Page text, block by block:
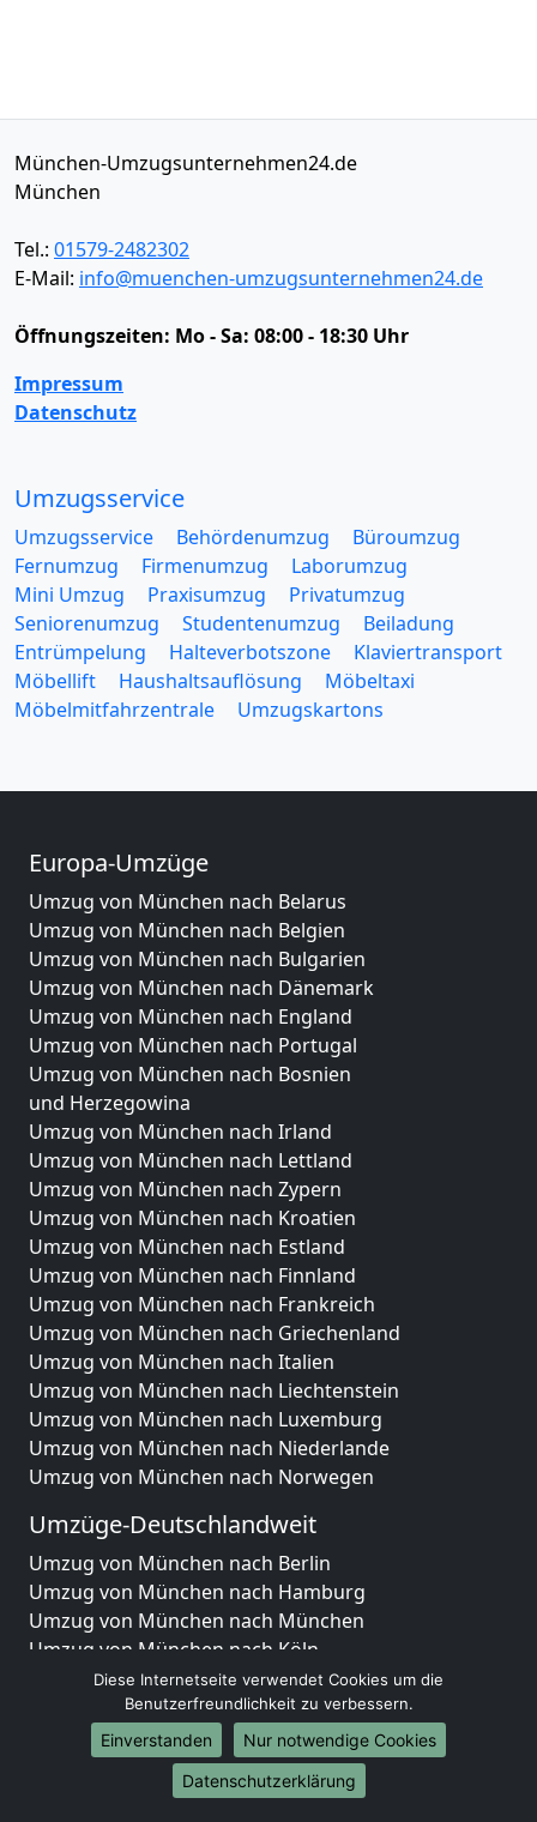
München-Umzugsunternehmen24.de
München
Tel.: 01579-2482302
E-Mail: info@muenchen-umzugsunternehmen24.de
Öffnungszeiten: Mo - Sa: 08:00 - 18:30 Uhr
Impressum
Datenschutz
Umzugsservice
Umzugsservice Behördenumzug
Büroumzug
Fernumzug
Firmenumzug
Laborumzug
Mini Umzug
Praxisumzug
Privatumzug
Seniorenumzug
Studentenumzug
Beiladung
Entrümpelung
Halteverbotszone
Klaviertransport
Möbellift
Haushaltsauflösung
Möbeltaxi
Möbelmitfahrzentrale
Umzugskartons
Europa-Umzüge
Umzug von München nach Belarus
Umzug von München nach Belgien
Umzug von München nach Bulgarien
Umzug von München nach Dänemark
Umzug von München nach England
Umzug von München nach Portugal
Umzug von München nach Bosnien
und Herzegowina
Umzug von München nach Irland
Umzug von München nach Lettland
Umzug von München nach Zypern
Umzug von München nach Kroatien
Umzug von München nach Estland
Umzug von München nach Finnland
Umzug von München nach Frankreich
Umzug von München nach Griechenland
Umzug von München nach Italien
Umzug von München nach Liechtenstein
Umzug von München nach Luxemburg
Umzug von München nach Niederlande
Umzug von München nach Norwegen
Umzüge-Deutschlandweit
Umzug von München nach Berlin
Umzug von München nach Hamburg
Umzug von München nach München
Umzug von München nach Köln
Umzug von München nach Frankfurt am Main
Umzug von München nach Stuttgart
Umzug von München nach Düsseldorf
Umzug von München nach Leipzig
Umzug von München nach Dortmund
Diese Internetseite verwendet Cookies um die
Benutzerfreundlichkeit zu verbessern.
Einverstanden
Nur notwendige Cookies
Datenschutzerklärung